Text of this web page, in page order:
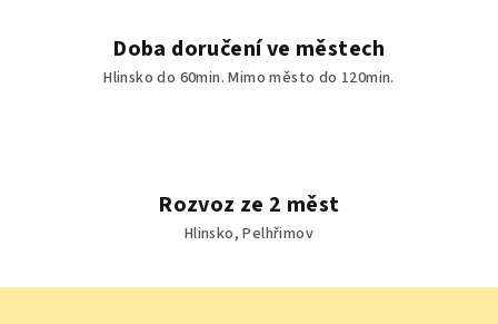
Doba doručení ve městech
Hlinsko do 60min. Mimo město do 120min.
Rozvoz ze 2 měst
Hlinsko, Pelhřimov